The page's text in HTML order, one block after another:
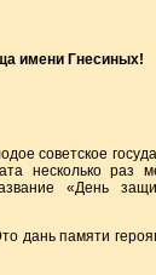
имени Гнесиных!
советское
несколько раз
«День
дань памяти